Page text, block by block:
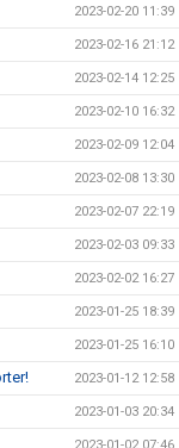
2023-02-20 11:39
2023-02-16 21:12
2023-02-14 12:25
2023-02-10 16:32
2023-02-09 12:04
2023-02-08 13:30
2023-02-07 22:19
2023-02-03 09:33
2023-02-02 16:27
2023-01-25 18:39
2023-01-25 16:10
2023-01-12 12:58
2023-01-03 20:34